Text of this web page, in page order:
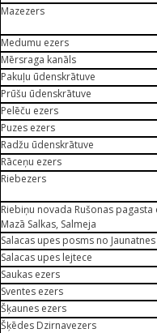
Mazezers
Medumu ezers
Mērsraga kanāls
Pakuļu ūdenskrātuve
Prūšu ūdenskrātuve
Pelēču ezers
Puzes ezers
Radžu ūdenskrātuve
Rāceņu ezers
Riebezers
Riebiņu novada Rušonas pagasta
Mazā Salkas, Salmeja
Salacas upes posms no
Salacas upes lejtece
Saukas ezers
Sventes ezers
Šķaunes ezers
Šķēdes Dzirnavezers